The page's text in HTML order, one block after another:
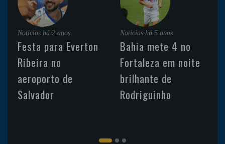
Noticias há 2 anos
Festa para Everton
Ribeira no
aeroporto de
Salvador
Noticias há 5 anos
Bahia mete 4 no
Fortaleza em noite
brilhante de
Rodriguinho